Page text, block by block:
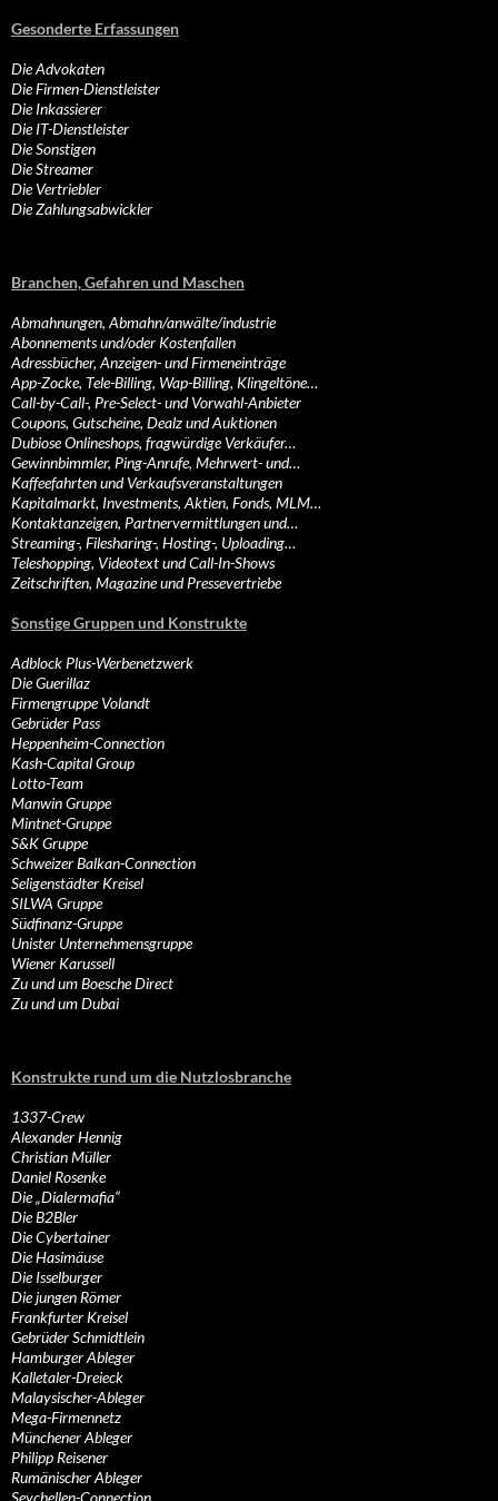
Gesonderte Erfassungen
Die Advokaten
Die Firmen-Dienstleister
Die Inkassierer
Die IT-Dienstleister
Die Sonstigen
Die Streamer
Die Vertriebler
Die Zahlungsabwickler
Branchen, Gefahren und Maschen
Abmahnungen, Abmahn/anwälte/industrie
Abonnements und/oder Kostenfallen
Adressbücher, Anzeigen- und Firmeneinträge
App-Zocke, Tele-Billing, Wap-Billing, Klingeltöne…
Call-by-Call-, Pre-Select- und Vorwahl-Anbieter
Coupons, Gutscheine, Dealz und Auktionen
Dubiose Onlineshops, fragwürdige Verkäufer…
Gewinnbimmler, Ping-Anrufe, Mehrwert- und…
Kaffeefahrten und Verkaufsveranstaltungen
Kapitalmarkt, Investments, Aktien, Fonds, MLM…
Kontaktanzeigen, Partnervermittlungen und…
Streaming-, Filesharing-, Hosting-, Uploading…
Teleshopping, Videotext und Call-In-Shows
Zeitschriften, Magazine und Pressevertriebe
Sonstige Gruppen und Konstrukte
Adblock Plus-Werbenetzwerk
Die Guerillaz
Firmengruppe Volandt
Gebrüder Pass
Heppenheim-Connection
Kash-Capital Group
Lotto-Team
Manwin Gruppe
Mintnet-Gruppe
S&K Gruppe
Schweizer Balkan-Connection
Seligenstädter Kreisel
SILWA Gruppe
Südfinanz-Gruppe
Unister Unternehmensgruppe
Wiener Karussell
Zu und um Boesche Direct
Zu und um Dubai
Konstrukte rund um die Nutzlosbranche
1337-Crew
Alexander Hennig
Christian Müller
Daniel Rosenke
Die „Dialermafia“
Die B2Bler
Die Cybertainer
Die Hasimäuse
Die Isselburger
Die jungen Römer
Frankfurter Kreisel
Gebrüder Schmidtlein
Hamburger Ableger
Kalletaler-Dreieck
Malaysischer-Ableger
Mega-Firmennetz
Münchener Ableger
Philipp Reisener
Rumänischer Ableger